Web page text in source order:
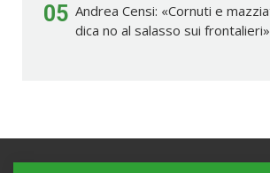
05 Andrea Censi: «Cornuti e
dica no al salasso sui frontalieri»